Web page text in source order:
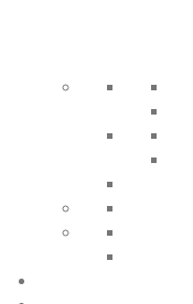
tiempo
el cepillo
y pueden
(otra razón para